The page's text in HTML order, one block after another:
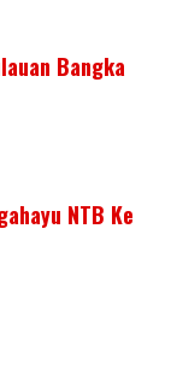
Bangka
NTB Ke